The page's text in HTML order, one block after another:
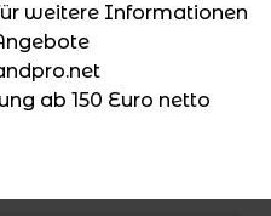
weitere Informationen
ab 150 Euro netto